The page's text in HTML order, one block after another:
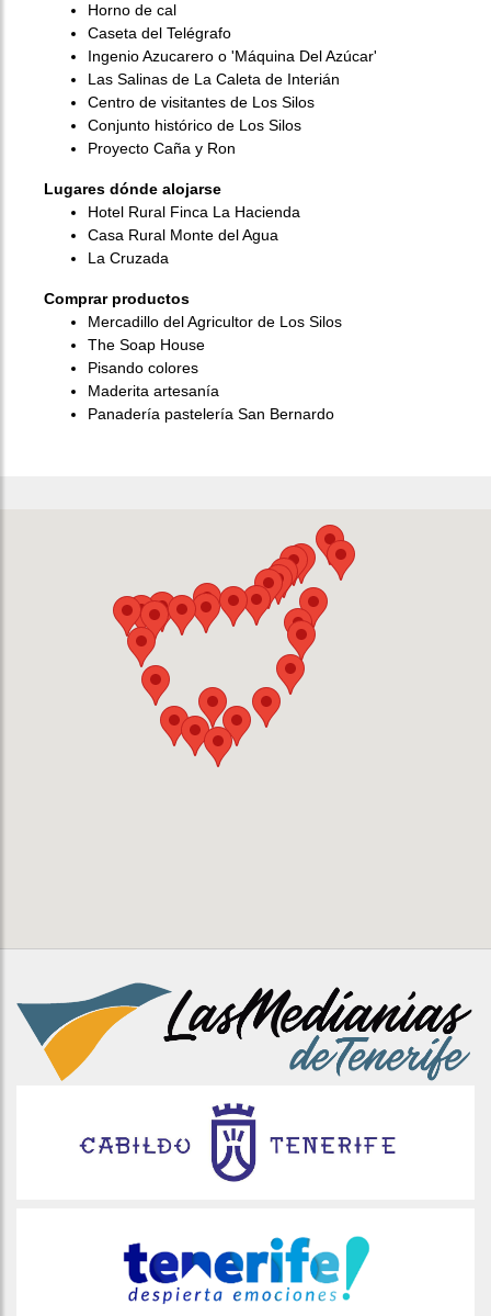
Horno de cal
Caseta del Telégrafo
Ingenio Azucarero o 'Máquina Del Azúcar'
Las Salinas de La Caleta de Interián
Centro de visitantes de Los Silos
Conjunto histórico de Los Silos
Proyecto Caña y Ron
Lugares dónde alojarse
Hotel Rural Finca La Hacienda
Casa Rural Monte del Agua
La Cruzada
Comprar productos
Mercadillo del Agricultor de Los Silos
The Soap House
Pisando colores
Maderita artesanía
Panadería pastelería San Bernardo